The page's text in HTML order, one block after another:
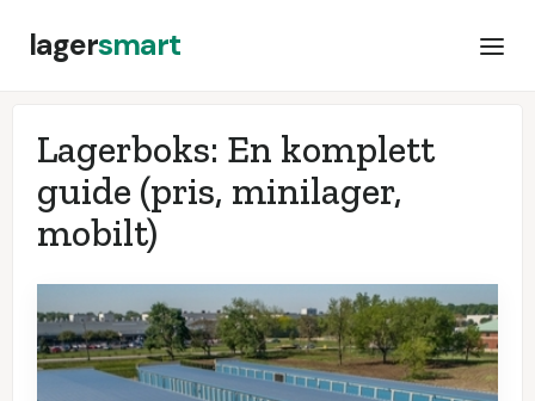
lagersmart
Lagerboks: En komplett
guide (pris, minilager,
mobilt)